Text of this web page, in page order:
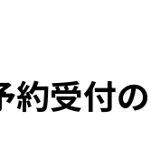
約受付